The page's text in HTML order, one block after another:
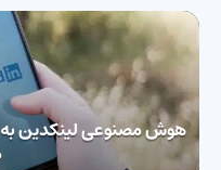
هوش مصنوعی لینکدین به